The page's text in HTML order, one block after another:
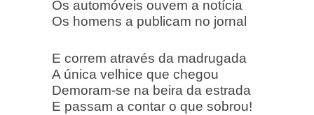
Os automóveis ouvem a notícia
Os homens a publicam no jornal
E correm através da madrugada
A única velhice que chegou
Demoram-se na beira da estrada
E passam a contar o que sobrou!